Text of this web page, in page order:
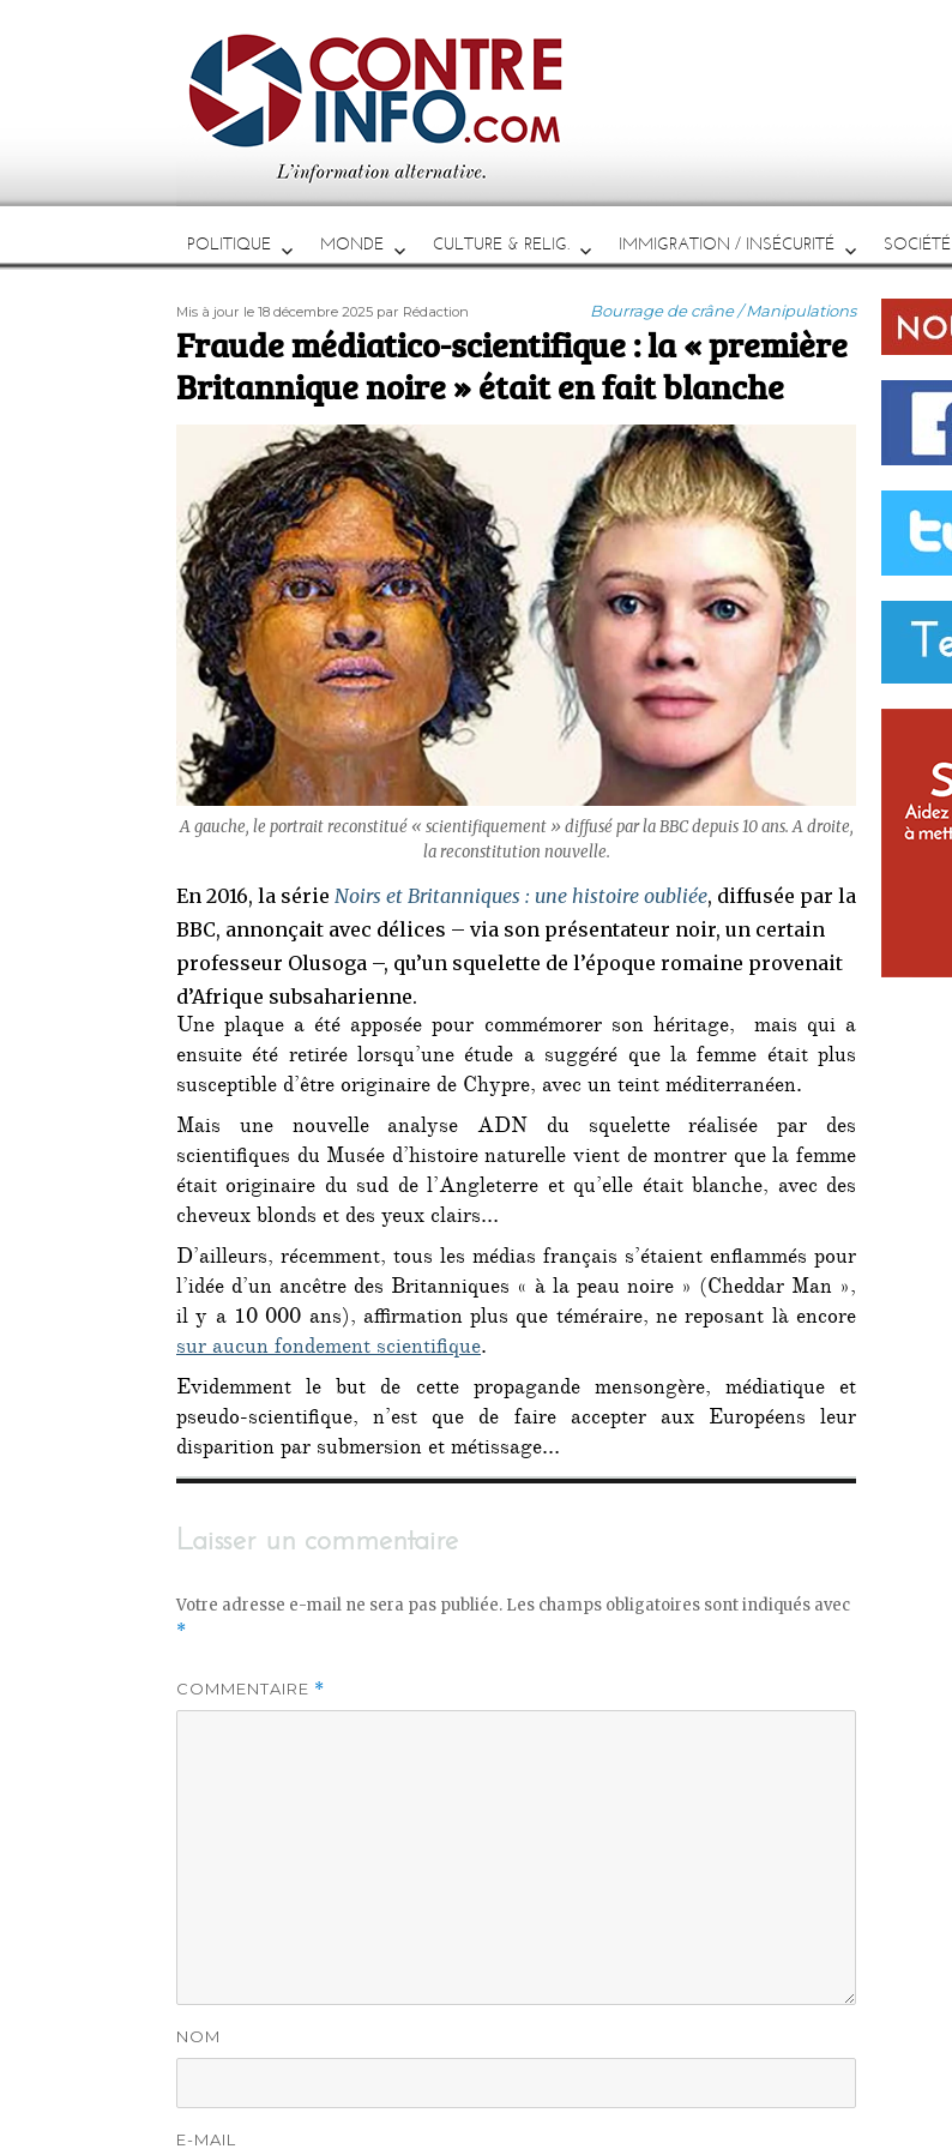
POLITIQUE MONDE CULTURE & RELIG. IMMIGRATION / INSÉCURITÉ SOCIÉTÉ
Publié
le
Mis à jour le 18 décembre 2025 Auteur
par Rédaction Catégories
Bourrage de crâne / Manipulations
Fraude médiatico-scientifique : la « première
Britannique noire » était en fait blanche
A gauche, le portrait reconstitué « scientifiquement » diffusé par la BBC depuis 10 ans. A droite,
la reconstitution nouvelle.
En 2016, la série Noirs et Britanniques : une histoire oubliée, diffusée par la
BBC, annonçait avec délices – via son présentateur noir, un certain
professeur Olusoga –, qu’un squelette de l’époque romaine provenait
d’Afrique subsaharienne.
Une plaque a été apposée pour commémorer son héritage, mais qui a
ensuite été retirée lorsqu’une étude a suggéré que la femme était plus
susceptible d’être originaire de Chypre, avec un teint méditerranéen.
Mais une nouvelle analyse ADN du squelette réalisée par des
scientifiques du Musée d’histoire naturelle vient de montrer que la femme
était originaire du sud de l’Angleterre et qu’elle était blanche, avec des
cheveux blonds et des yeux clairs…
D’ailleurs, récemment, tous les médias français s’étaient enflammés pour
l’idée d’un ancêtre des Britanniques « à la peau noire » (Cheddar Man »,
il y a 10 000 ans), affirmation plus que téméraire, ne reposant là encore
sur aucun fondement scientifique.
Evidemment le but de cette propagande mensongère, médiatique et
pseudo-scientifique, n’est que de faire accepter aux Européens leur
disparition par submersion et métissage…
Laisser un commentaire
Votre adresse e-mail ne sera pas publiée. Les champs obligatoires sont indiqués avec
*
COMMENTAIRE *
NOM
E-MAIL